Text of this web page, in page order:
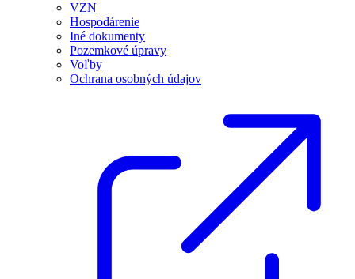
VZN
Hospodárenie
Iné dokumenty
Pozemkové úpravy
Voľby
Ochrana osobných údajov